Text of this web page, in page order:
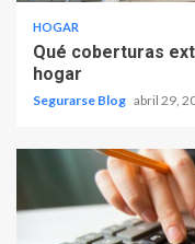
HOGAR
Qué coberturas
hogar
Segurarse Blog abril 29,